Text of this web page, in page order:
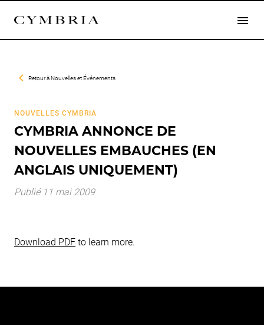
Retour àNouvelles et Événements
NOUVELLES CYMBRIA
CYMBRIA ANNONCE DE
NOUVELLES EMBAUCHES (EN
ANGLAIS UNIQUEMENT)
Publié 11 mai 2009
Download PDFto learn more.